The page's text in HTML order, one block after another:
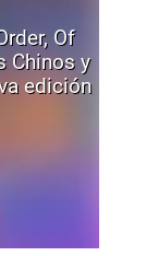
Of
Chinos y
edición